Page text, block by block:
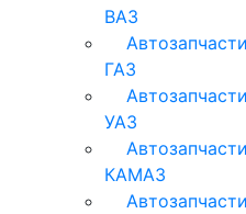
ВАЗ
ГАЗ
УАЗ
КАМАЗ